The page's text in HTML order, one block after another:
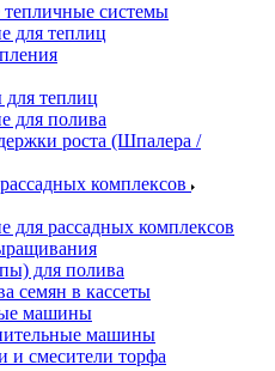
системы
для теплиц
теплиц
для полива
роста (Шпалера /
комплексов
для рассадных комплексов
для полива
семян в кассеты
машины
машины
и смесители торфа